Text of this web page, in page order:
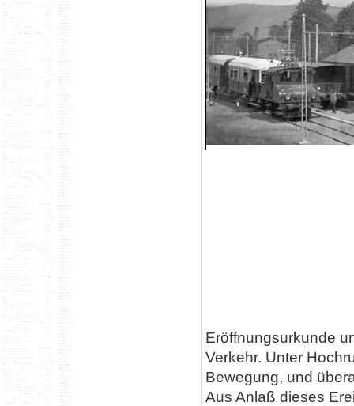
Eröffnungsurkunde
Verkehr. Unter
Bewegung, und
Aus Anlaß dieses